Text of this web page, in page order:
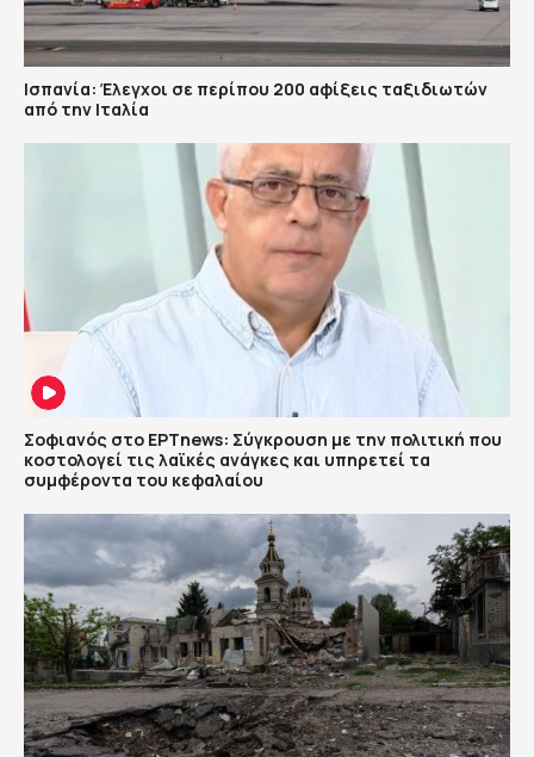
Ισπανία: Έλεγχοι σε περίπου 200 αφίξεις ταξιδιωτών
από την Ιταλία
Σοφιανός στο ΕΡΤnews: Σύγκρουση με την πολιτική που
κοστολογεί τις λαϊκές ανάγκες και υπηρετεί τα
συμφέροντα του κεφαλαίου